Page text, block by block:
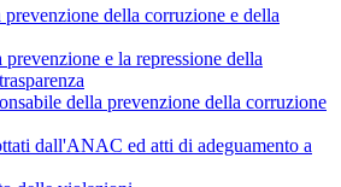
prevenzione della corruzione e della
e la repressione della
della prevenzione della corruzione
dall'ANAC ed atti di adeguamento a